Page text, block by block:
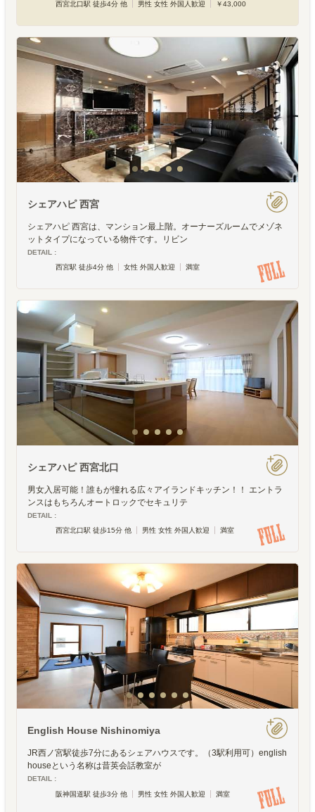
西宮北口駅 徒歩4分 他 男性 女性 外国人歓迎 ￥43,000
シェアハピ 西宮
シェアハピ 西宮は、マンション最上階。オーナーズルームでメゾネ
ットタイプになっている物件です。リビン
DETAIL :
西宮駅 徒歩4分 他
女性 外国人歓迎 満室
シェアハピ 西宮北口
男女入居可能！誰もが憧れる広々アイランドキッチン！！ エントラ
ンスはもちろんオートロックでセキュリテ
DETAIL :
西宮北口駅 徒歩15分 他
男性 女性 外国人歓迎 満室
English House Nishinomiya
JR西ノ宮駅徒歩7分にあるシェアハウスです。（3駅利用可）english
houseという名称は昔英会話教室が
DETAIL :
阪神国道駅 徒歩3分 他
男性 女性 外国人歓迎 満室